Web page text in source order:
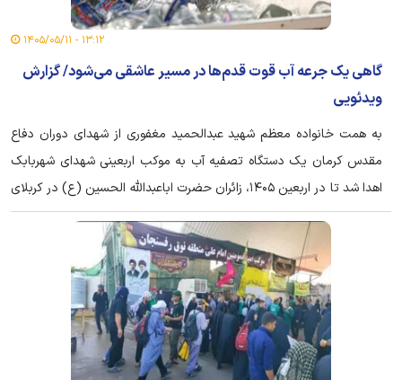
۱۳:۱۲ - ۱۴۰۵/۰۵/۱۱
گاهی یک جرعه آب قوت قدم‌ها در مسیر عاشقی می‌شود/ گزارش
ویدئویی
به همت خانواده معظم شهید عبدالحمید مغفوری از شهدای دوران دفاع
مقدس کرمان یک دستگاه تصفیه آب به موکب اربعینی شهدای شهربابک
اهدا شد تا در اربعین ۱۴۰۵، زائران حضرت اباعبدالله الحسین (ع) در کربلای
معلی از این خدمت ماندگار بهره‌مند شوند.